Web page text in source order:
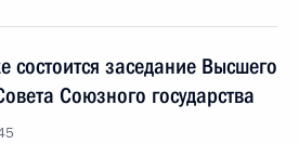
состоится заседание Высшего
Союзного государства